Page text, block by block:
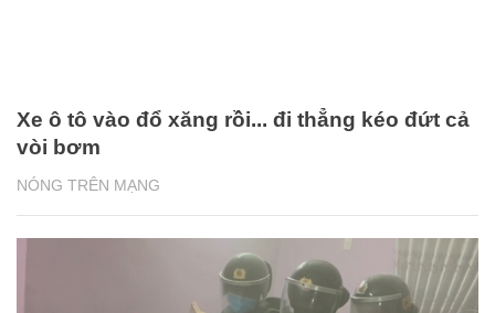
NÓNG TRÊN MẠNG
Xe ô tô vào đổ xăng rồi... đi thẳng kéo đứt cả
vòi bơm